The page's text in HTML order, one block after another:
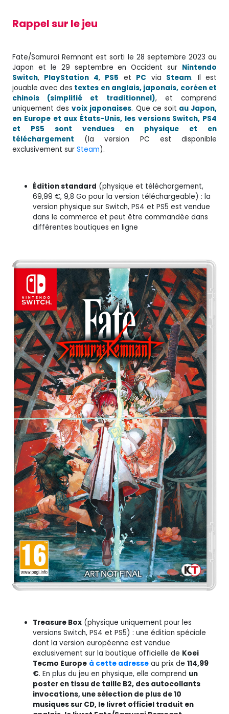
Rappel sur le jeu
Fate/Samurai Remnant est sorti le 28 septembre 2023 au
Japon et le 29 septembre en Occident sur Nintendo
Switch, PlayStation 4, PS5 et PC via Steam. Il est
jouable avec des textes en anglais, japonais, coréen et
chinois (simplifié et traditionnel), et comprend
uniquement desvoix japonaises. Que ce soit au Japon,
en Europe et aux États-Unis, les versions Switch, PS4
et PS5 sont vendues en physique et en
téléchargement (la version PC est disponible
exclusivement sur Steam).
Édition standard (physique et téléchargement,
69,99 €, 9,8 Go pour la version téléchargeable) : la
version physique sur Switch, PS4 et PS5 est vendue
dans le commerce et peut être commandée dans
différentes boutiques en ligne
Treasure Box (physique uniquement pour les
versions Switch, PS4 et PS5) : une édition spéciale
dont la version européenne est vendue
exclusivement sur la boutique officielle de Koei
Tecmo Europe à cette adresse au prix de 114,99
€. En plus du jeu en physique, elle comprend un
poster en tissu de taille B2, des autocollants
invocations, une sélection de plus de 10
musiques sur CD, le livret officiel traduit en